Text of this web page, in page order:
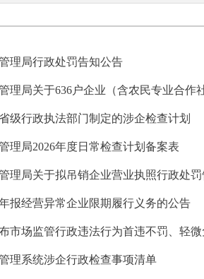
理局行政处罚告知公告
级行政执法部门制定的涉企检查计划
理局2026年度日常检查计划备案表
理局关于拟吊销企业营业执照行政处
报经营异常企业限期履行义务的公告
市场监管行政违法行为首违不罚、轻微
理系统涉企行政检查事项清单